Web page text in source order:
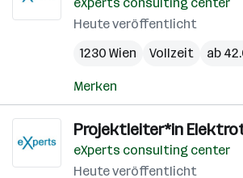
Heute veröffentlicht
1230 Wien
Vollzeit ab
Merken
Projektleiter*in
eXperts consulting center
Heute veröffentlicht